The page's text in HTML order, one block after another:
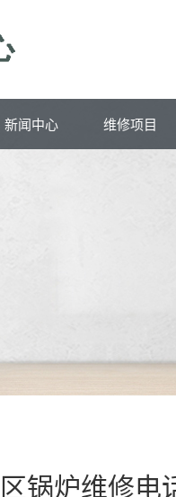
新闻中心 维修项目
锅炉维修电